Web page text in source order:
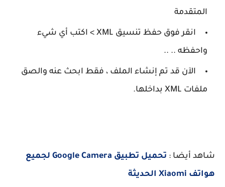
المتقدمة
انقر فوق حفظ تنسيق XML > اكتب أي شيء
واحفظه .. ..
الآن قد تم إنشاء الملف ، فقط ابحث عنه والصق
ملفات XML بداخلها.
شاهد أيضا :
تحميل تطبيق Google Camera لجميع
هواتف Xiaomi الحديثة